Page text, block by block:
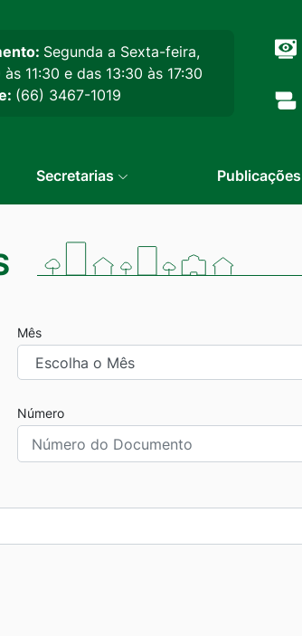
Segunda a Sexta-feira,
11:30 e das 13:30 às 17:30
(66) 3467-1019
Secretarias Publicações
Mês
Número